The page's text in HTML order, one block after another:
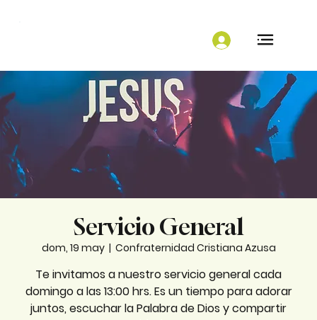
Servicio General
dom, 19 may
  |
Confraternidad Cristiana Azusa
Te invitamos a nuestro servicio general cada
domingo a las 13:00 hrs. Es un tiempo para adorar
juntos, escuchar la Palabra de Dios y compartir